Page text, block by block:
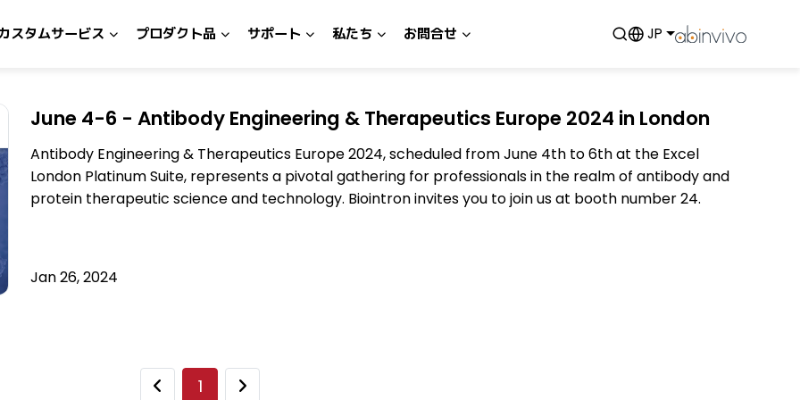
スタムサービス プロダクト品 サポート 私たち お問合せ JP
June 4-6 - Antibody Engineering & Therapeutics Europe 2024 in London
Antibody Engineering & Therapeutics Europe 2024, scheduled from June 4th to 6th at the Excel
London Platinum Suite, represents a pivotal gathering for professionals in the realm of antibody and
protein therapeutic science and technology. Biointron invites you to join us at booth number 24.
Jan 26, 2024
1